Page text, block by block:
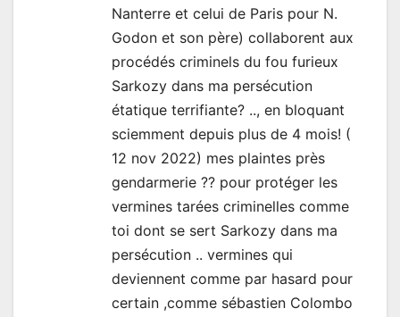
Nanterre et celui de Paris pour N.
Godon et son père) collaborent aux
procédés criminels du fou furieux
Sarkozy dans ma persécution
étatique terrifiante? .., en bloquant
sciemment depuis plus de 4 mois! (
12 nov 2022) mes plaintes près
gendarmerie ?? pour protéger les
vermines tarées criminelles comme
toi dont se sert Sarkozy dans ma
persécution .. vermines qui
deviennent comme par hasard pour
certain ,comme sébastien Colombo